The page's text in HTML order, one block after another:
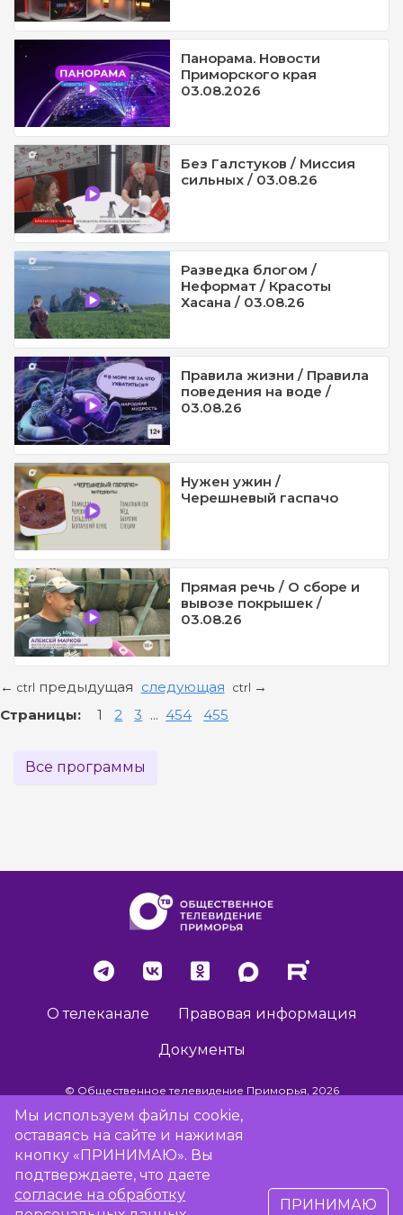
Панорама. Новости
Приморского края
03.08.2026
Без Галстуков / Миссия
сильных / 03.08.26
Разведка блогом /
Неформат / Красоты
Хасана / 03.08.26
Правила жизни / Правила
поведения на воде /
03.08.26
Нужен ужин /
Черешневый гаспачо
Прямая речь / О сборе и
вывозе покрышек /
03.08.26
← ctrl предыдущая следующая ctrl →
Страницы: 1 2 3 ... 454 455
Все программы
О телеканале Правовая информация
Документы
© Общественное телевидение Приморья, 2026
Разработка сайта -
Мы используем файлы cookie,
оставаясь на сайте и нажимая
кнопку «ПРИНИМАЮ». Вы
подтверждаете, что даете
согласие на обработку
ПРИНИМАЮ